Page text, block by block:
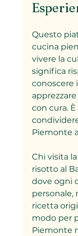
Questo
cucina
vivere la
significa
conoscere
con cura.
Piemonte
Chi visita
risotto al
dove ogni
personale,
ricetta
modo per
Piemonte